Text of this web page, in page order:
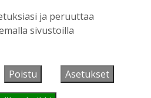
7.8. 12:00
ja Iisalmeen
lääkäripulaa
7.8.2026 12:00
ja peruuttaa
sivustoilla
Poistu Asetukset